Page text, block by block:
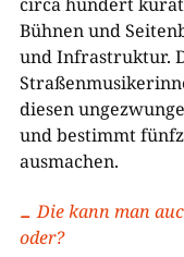
Bühnen und
und Infrastruktur.
diesen
und bestimmt
ausmachen.
Die kann man
oder?